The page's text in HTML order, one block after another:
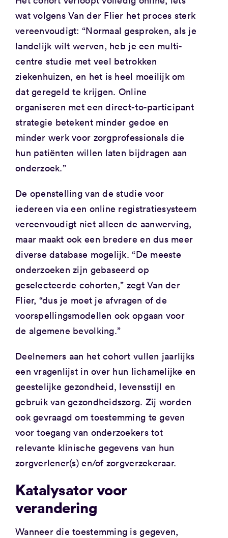
wat volgens Van der Flier het proces sterk
vereenvoudigt: “Normaal gesproken, als je
landelijk wilt werven, heb je een multi-
centre studie met veel betrokken
ziekenhuizen, en het is heel moeilijk om
dat geregeld te krijgen. Online
organiseren met een direct-to-participant
strategie betekent minder gedoe en
minder werk voor zorgprofessionals die
hun patiënten willen laten bijdragen aan
onderzoek.”
De openstelling van de studie voor
iedereen via een online registratiesysteem
vereenvoudigt niet alleen de aanwerving,
maar maakt ook een bredere en dus meer
diverse database mogelijk. “De meeste
onderzoeken zijn gebaseerd op
geselecteerde cohorten,” zegt Van der
Flier, “dus je moet je afvragen of de
voorspellingsmodellen ook opgaan voor
de algemene bevolking.”
Deelnemers aan het cohort vullen jaarlijks
een vragenlijst in over hun lichamelijke en
geestelijke gezondheid, levensstijl en
gebruik van gezondheidszorg. Zij worden
ook gevraagd om toestemming te geven
voor toegang van onderzoekers tot
relevante klinische gegevens van hun
zorgverlener(s) en/of zorgverzekeraar.
Katalysator voor
verandering
Wanneer die toestemming is gegeven,